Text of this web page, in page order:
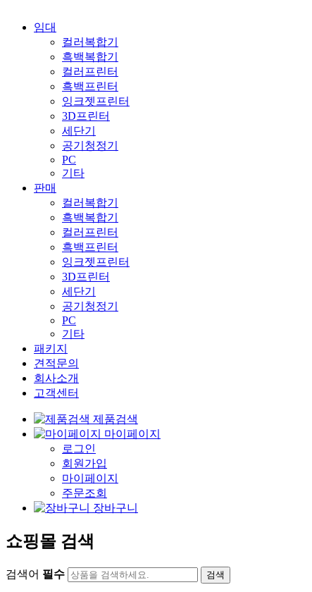
임대
컬러복합기
흑백복합기
컬러프린터
흑백프린터
잉크젯프린터
3D프린터
세단기
공기청정기
PC
기타
판매
컬러복합기
흑백복합기
컬러프린터
흑백프린터
잉크젯프린터
3D프린터
세단기
공기청정기
PC
기타
패키지
견적문의
회사소개
고객센터
제품검색
마이페이지
로그인
회원가입
마이페이지
주문조회
장바구니
쇼핑몰 검색
검색어 필수